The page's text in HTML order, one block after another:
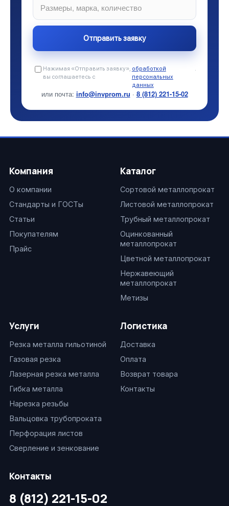
Нажимая «Отправить заявку»,
вы соглашаетесь с
обработкой
персональных
данных
.
или почта: info@invprom.ru · 8 (812) 221-15-02
Компания
О компании
Стандарты и ГОСТы
Статьи
Покупателям
Прайс
Каталог
Сортовой металлопрокат
Листовой металлопрокат
Трубный металлопрокат
Оцинкованный
металлопрокат
Цветной металлопрокат
Нержавеющий
металлопрокат
Метизы
Услуги
Резка металла гильотиной
Газовая резка
Лазерная резка металла
Гибка металла
Нарезка резьбы
Вальцовка трубопроката
Перфорация листов
Сверление и зенкование
Логистика
Доставка
Оплата
Возврат товара
Контакты
Контакты
8 (812) 221-15-02